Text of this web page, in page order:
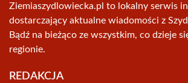
Ziemiaszydlowiecka.pl to lokalny serwis
dostarczający aktualne wiadomości z
Bądź na bieżąco ze wszystkim, co dzieje
regionie.
REDAKCJA